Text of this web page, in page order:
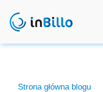
Strona główna blogu